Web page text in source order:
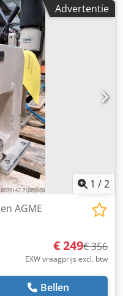
Advertentie
1 /2
AGME
€ 249€ 356
EXW vraagprijs excl. btw
Bellen